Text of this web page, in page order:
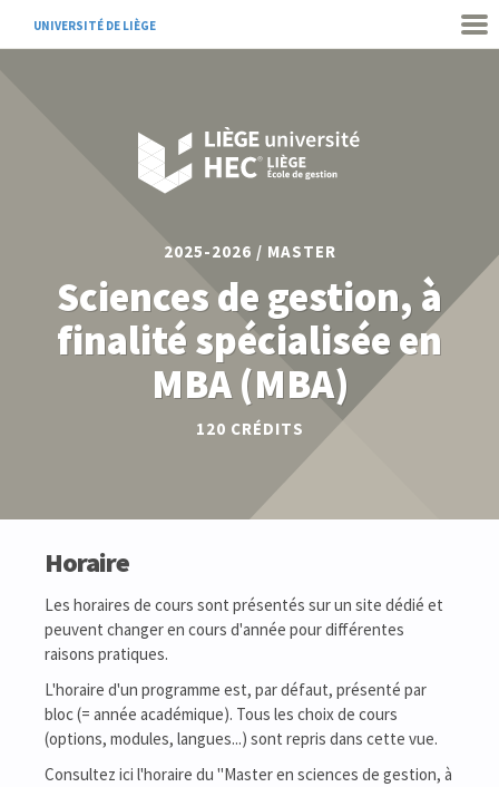
UNIVERSITÉ DE LIÈGE
2025-2026 / MASTER
Sciences de gestion, à
finalité spécialisée en
MBA (MBA)
120 CRÉDITS
Horaire
Les horaires de cours sont présentés sur un site dédié et
peuvent changer en cours d'année pour différentes
raisons pratiques.
L'horaire d'un programme est, par défaut, présenté par
bloc (= année académique). Tous les choix de cours
(options, modules, langues...) sont repris dans cette vue.
Consultez ici l'horaire du "Master en sciences de gestion, à